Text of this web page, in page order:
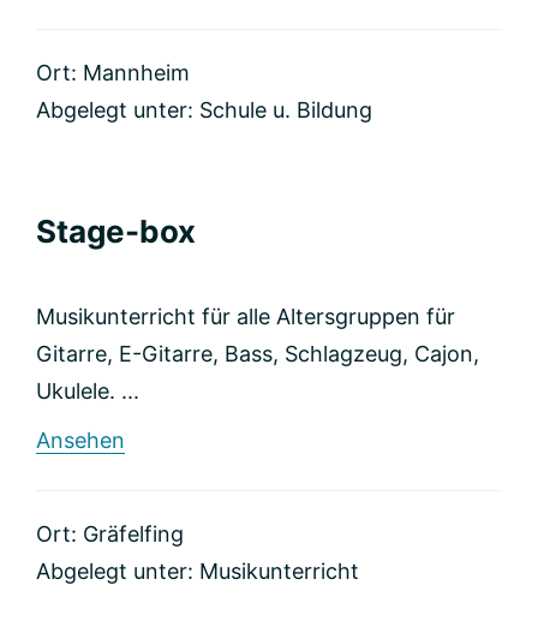
Ort: Mannheim
Abgelegt unter: Schule u. Bildung
Stage-box
Musikunterricht für alle Altersgruppen für
Gitarre, E-Gitarre, Bass, Schlagzeug, Cajon,
Ukulele. ...
Ansehen
Ort: Gräfelfing
Abgelegt unter: Musikunterricht